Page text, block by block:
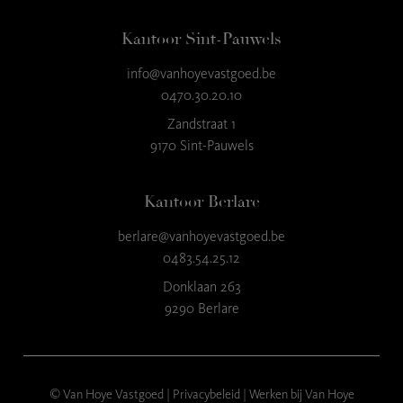
Kantoor Sint-Pauwels
info@vanhoyevastgoed.be
0470.30.20.10
Zandstraat 1
9170 Sint-Pauwels
Kantoor Berlare
berlare@vanhoyevastgoed.be
0483.54.25.12
Donklaan 263
9290 Berlare
© Van Hoye Vastgoed | Privacybeleid| Werken bij Van Hoye